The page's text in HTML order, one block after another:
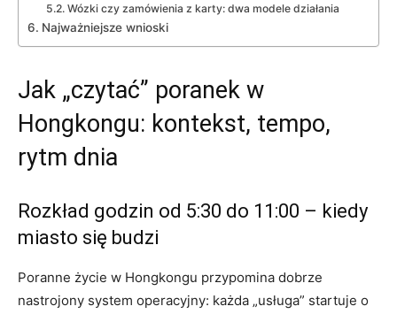
Wózki czy zamówienia z karty: dwa modele działania
Najważniejsze wnioski
Jak „czytać” poranek w
Hongkongu: kontekst, tempo,
rytm dnia
Rozkład godzin od 5:30 do 11:00 – kiedy
miasto się budzi
Poranne życie w Hongkongu przypomina dobrze
nastrojony system operacyjny: każda „usługa” startuje o